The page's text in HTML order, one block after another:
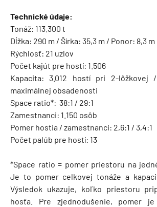
Technické údaje:
Tonáž: 113.300 t
Dĺžka: 290 m / Šírka: 35,3 m / Ponor: 8,3 m
Rýchlosť: 21 uzlov
Počet kajút pre hostí: 1.506
Kapacita: 3.012 hostí pri 2-lôžkovej
maximálnej obsadenosti
Space ratio*: 38:1 / 29:1
Zamestnanci: 1.150 osôb
Pomer hostia / zamestnanci: 2,6:1 / 3,4:1
Počet palúb pre hostí: 13
*Space ratio = pomer priestoru na
Je to pomer celkovej tonáže a
Výsledok ukazuje, koľko priestoru
hosťa. Pre zjednodušenie, pomer